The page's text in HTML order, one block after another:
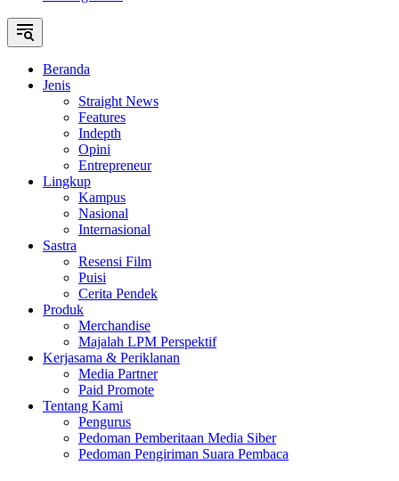
Beranda
Jenis
Straight News
Features
Indepth
Opini
Entrepreneur
Lingkup
Kampus
Nasional
Internasional
Sastra
Resensi Film
Puisi
Cerita Pendek
Produk
Merchandise
Majalah LPM Perspektif
Kerjasama & Periklanan
Media Partner
Paid Promote
Tentang Kami
Pengurus
Pedoman Pemberitaan Media Siber
Pedoman Pengiriman Suara Pembaca